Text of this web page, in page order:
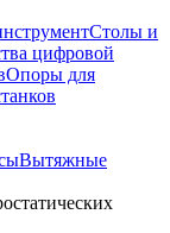
Столы и
цифровой
Опоры для
Вытяжные